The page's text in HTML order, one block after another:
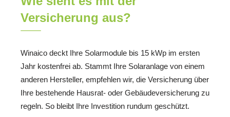
Versicherung aus?
Winaico deckt Ihre Solarmodule bis 15 kWp im ersten
Jahr kostenfrei ab. Stammt Ihre Solaranlage von einem
anderen Hersteller, empfehlen wir, die Versicherung über
Ihre bestehende Hausrat- oder Gebäudeversicherung zu
regeln. So bleibt Ihre Investition rundum geschützt.